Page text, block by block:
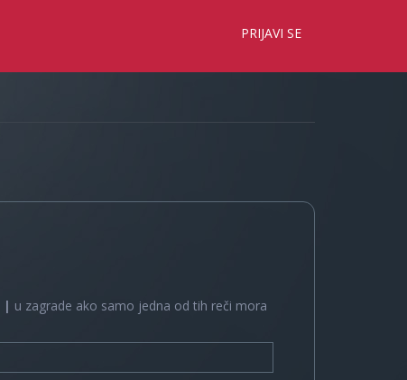
PRIJAVI SE
| u zagrade ako samo jedna od tih reči mora